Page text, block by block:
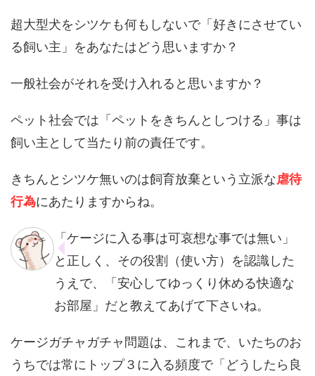
超大型犬をシツケも何もしないで「好きにさせてい
る飼い主」をあなたはどう思いますか？
一般社会がそれを受け入れると思いますか？
ペット社会では「ペットをきちんとしつける」事は
飼い主として当たり前の責任です。
きちんとシツケ無いのは飼育放棄という立派な虐待
行為にあたりますからね。
「ケージに入る事は可哀想な事では無い」
と正しく、その役割（使い方）を認識した
うえで、「安心してゆっくり休める快適な
お部屋」だと教えてあげて下さいね。
ケージガチャガチャ問題は、これまで、いたちのお
うちでは常にトップ３に入る頻度で「どうしたら良